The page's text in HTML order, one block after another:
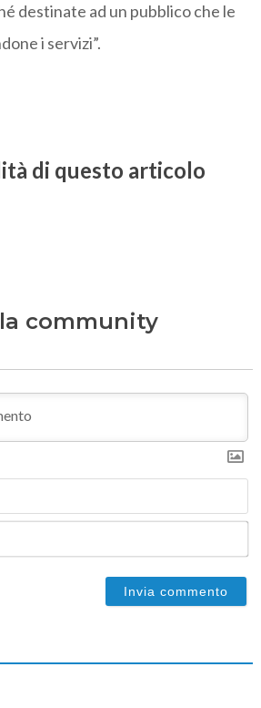
destinate ad un pubblico che le
i servizi”.
di questo articolo
community